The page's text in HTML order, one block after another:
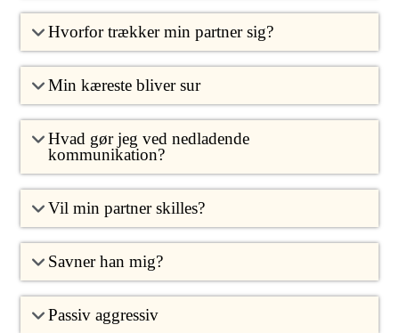
Hvorfor trækker min partner sig?
Min kæreste bliver sur
Hvad gør jeg ved nedladende
kommunikation?
Vil min partner skilles?
Savner han mig?
Passiv aggressiv